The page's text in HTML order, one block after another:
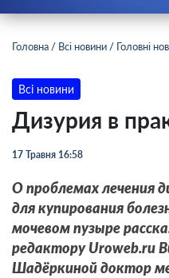
Головна / Всі новини / Головні
Всі новини
Дизурия в
17 Травня 16:58
О проблемах лечения
для купирования
мочевом пузыре
редакторуUroweb.ru
Шадёркиной доктор